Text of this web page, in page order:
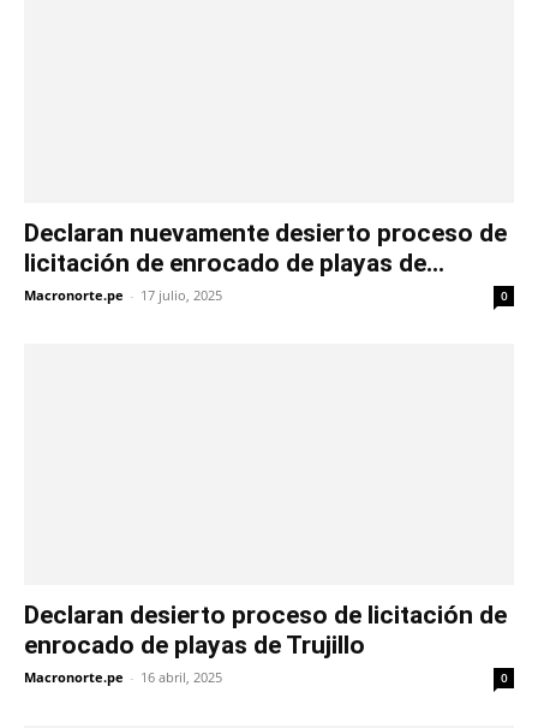
Declaran nuevamente desierto proceso de
licitación de enrocado de playas de...
Macronorte.pe - 17 julio, 2025 0
Declaran desierto proceso de licitación de
enrocado de playas de Trujillo
Macronorte.pe - 16 abril, 2025 0